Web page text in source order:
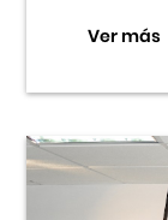
Ver más